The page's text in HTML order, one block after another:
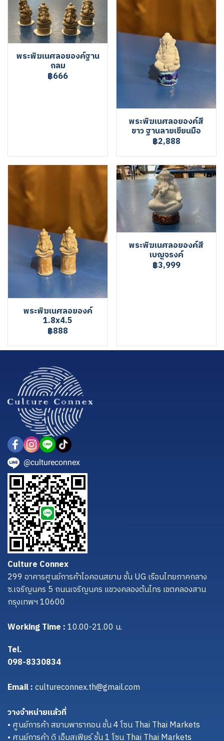
พระพิฆเนศลอยองค์ฐาน
กลม
฿666
พระพิฆเนศลอยองค์สี
ขาว ฐานลายเขียนมือ
฿2,888
พระพิฆเนศลอยองค์
1.8x4.5
฿888
พระพิฆเนศลอยองค์สี
เบญจรงค์
฿3,999
@cultureconnex
Culture Connex
299 อาคารศูนย์การค้าไอคอนสยาม ชั้น UG เรือนไทยภาคกลาง
ซ.เจริญนคร 5 ถนนเจริญนคร แขวงคลองต้นไทร เขตคลองสาน
กรุงเทพฯ 10600
Working Time :10.00-21.00 น.
Tel.
098-8330834
Email :cultureconnex.th@gmail.com
วางจำหน่ายแล้วที่
• ศูนย์การค้า สยามพารากอน ชั้น 4 โซน Thai Thai Markets
• ศูนย์การค้า ดิ เอ็มสเฟียร์ ชั้น 1 โซน Thai Thai Markets